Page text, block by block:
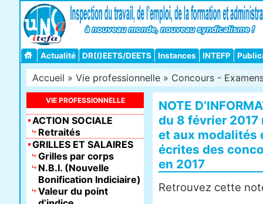
Actualité DR(I)EETS/DEETS Instances INTEFP
Accueil » Vie professionnelle » Concours -
NOTE
du 8 février
et aux modalités
écrites des
en 2017
Retrouvez cette
VIE PROFESSIONNELLE
ACTION SOCIALE
Retraités
GRILLES ET SALAIRES
Grilles par corps
N.B.I. (Nouvelle
Bonification Indiciaire)
Valeur du point